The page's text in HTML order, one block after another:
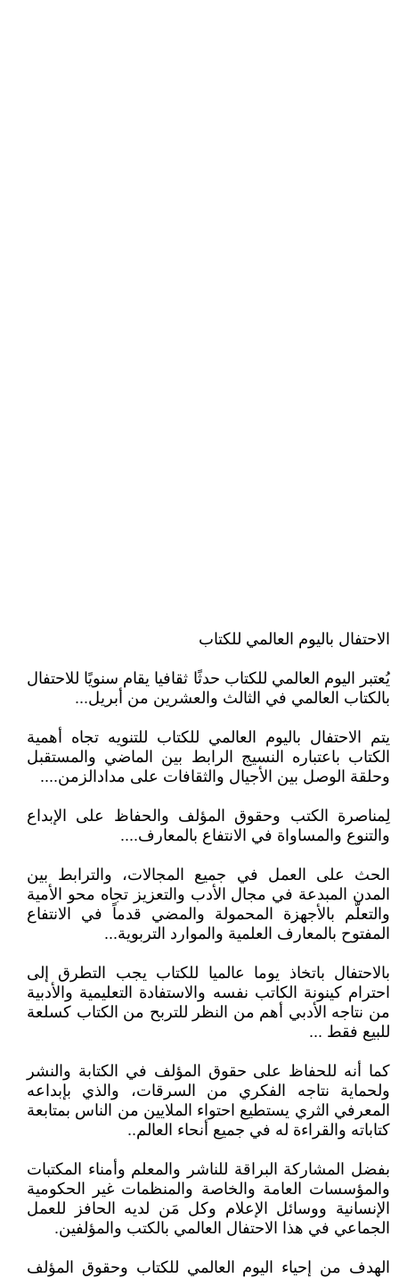
الاحتفال باليوم العالمي للكتاب
يُعتبر اليوم العالمي للكتاب حدثًا ثقافيا يقام سنويًا للاحتفال
بالكتاب العالمي في الثالث والعشرين من أبريل...
يتم الاحتفال باليوم العالمي للكتاب للتنويه تجاه أهمية
الكتاب باعتباره النسيج الرابط بين الماضي والمستقبل
وحلقة الوصل بين الأجيال والثقافات على مدادالزمن....
لِمناصرة الكتب وحقوق المؤلف والحفاظ على الإبداع
والتنوع والمساواة في الانتفاع بالمعارف....
الحث على العمل في جميع المجالات، والترابط بين
المدن المبدعة في مجال الأدب والتعزيز تجاه محو الأمية
والتعلّم بالأجهزة المحمولة والمضي قدماً في الانتفاع
المفتوح بالمعارف العلمية والموارد التربوية...
بالاحتفال باتخاذ يوما عالميا للكتاب يجب التطرق إلى
احترام كينونة الكاتب نفسه والاستفادة التعليمية والأدبية
من نتاجه الأدبي أهم من النظر للتربح من الكتاب كسلعة
للبيع فقط ...
كما أنه للحفاظ على حقوق المؤلف في الكتابة والنشر
ولحماية نتاجه الفكري من السرقات، والذي بإبداعه
المعرفي الثري يستطيع احتواء الملايين من الناس بمتابعة
كتاباته والقراءة له في جميع أنحاء العالم..
بفضل المشاركة البراقة للناشر والمعلم وأمناء المكتبات
والمؤسسات العامة والخاصة والمنظمات غير الحكومية
الإنسانية ووسائل الإعلام وكل مَن لديه الحافز للعمل
الجماعي في هذا الاحتفال العالمي بالكتب والمؤلفين.
الهدف من إحياء اليوم العالمي للكتاب وحقوق المؤلف